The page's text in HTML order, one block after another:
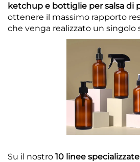
ketchup e bottiglie per salsa di
ottenere il massimo rapporto
che venga realizzato un singolo
Su il nostro 10 linee